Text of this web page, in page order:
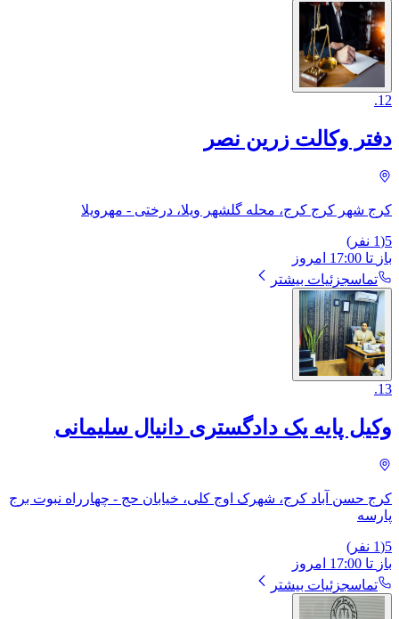
12
.
دفتر وکالت زرین نصر
کرج شهر کرج کرج، محله گلشهر ویلا، درختی - مهرویلا
5
(
1 نفر)
باز تا 17:00 امروز
تماسجزئیات بیشتر
13
.
وکیل پایه یک دادگستری دانیال سلیمانی
کرج حسن آباد کرج، شهرک اوج کلی، خیابان حج - چهارراه نبوت برج
پارسه
5
(
1 نفر)
باز تا 17:00 امروز
تماسجزئیات بیشتر